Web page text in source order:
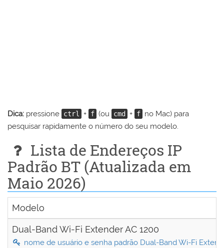
Dica: pressione ctrl + f (ou cmd + f no Mac) para
pesquisar rapidamente o número do seu modelo.
Lista de Endereços IP
Padrão BT (Atualizada em
Maio 2026)
Modelo
Dual-Band Wi-Fi Extender AC 1200
nome de usuário e senha padrão Dual-Band Wi-Fi